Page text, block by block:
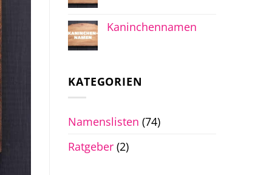
Kaninchennamen
KATEGORIEN
Namenslisten (74)
Ratgeber (2)